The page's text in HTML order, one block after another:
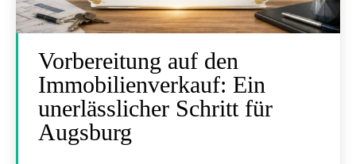
Vorbereitung auf den
Immobilienverkauf: Ein
unerlässlicher Schritt für
Augsburg